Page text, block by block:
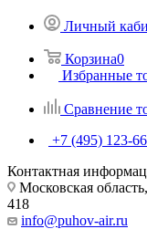
Личный
Корзина0
Избранные
Сравнение
+7 (495) 123-
Контактная
Московская
418
info@puhov-air.ru